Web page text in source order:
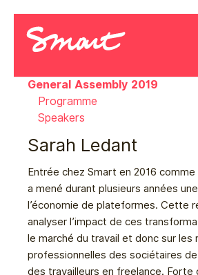
General Assembly 2019
Programme
Speakers
Sarah Ledant
Entrée chez Smart en 2016 comme
a mené durant plusieurs années
l’économie de plateformes. Cette
analyser l’impact de ces
le marché du travail et donc sur les
professionnelles des sociétaires
des travailleurs en freelance. Forte